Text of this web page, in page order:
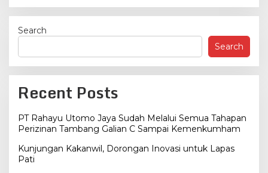
Search
Search
Recent Posts
PT Rahayu Utomo Jaya Sudah Melalui Semua Tahapan
Perizinan Tambang Galian C Sampai Kemenkumham
Kunjungan Kakanwil, Dorongan Inovasi untuk Lapas
Pati